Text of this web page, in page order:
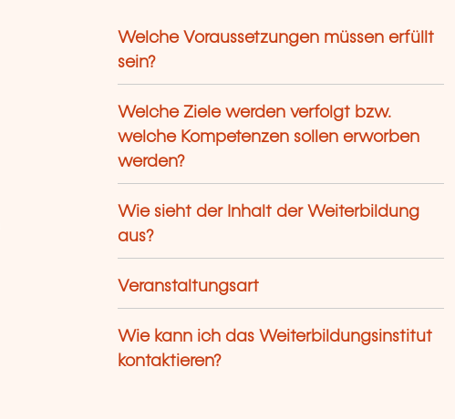
Welche Voraussetzungen müssen erfüllt
sein?
Welche Ziele werden verfolgt bzw.
welche Kompetenzen sollen erworben
werden?
Wie sieht der Inhalt der Weiterbildung
aus?
Veranstaltungsart
Wie kann ich das Weiterbildungsinstitut
kontaktieren?